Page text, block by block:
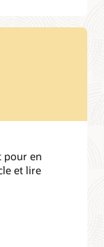
des études
pour en
et lire